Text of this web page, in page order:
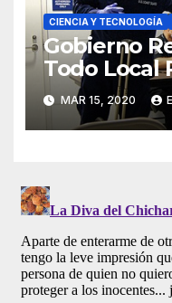
CIENCIA Y TECNOLOGÍA
Gobierno
Todo Local
«Culito De
Clientes
MAR 15, 2020